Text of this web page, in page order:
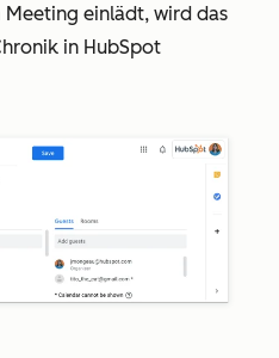
Meeting einlädt, wird das
in HubSpot